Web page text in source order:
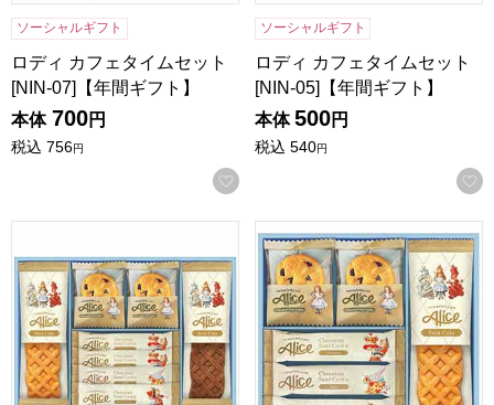
ソーシャルギフト
ロディ カフェタイムセット
[NIN-07]【年間ギフト】
本体 700円
税込 756円
お気に入りに登録する
ソーシャルギフト
ロディ カフェタイムセット
[NIN-05]【年間ギフト】
本体 500円
税込 540円
マクミランアリス ガトーセレクション[MMA-15]【年間ギフ
マクミランアリス ガトーセ